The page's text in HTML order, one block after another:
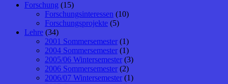
Forschung (15)
Forschungsinteressen (10)
Forschungsprojekte (5)
Lehre (34)
2001 Sommersemester (1)
2004 Sommersemester (1)
2005/06 Wintersemester (3)
2006 Sommersemester (2)
2006/07 Wintersemester (1)